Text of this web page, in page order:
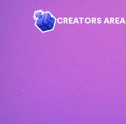
CREATORS AREA